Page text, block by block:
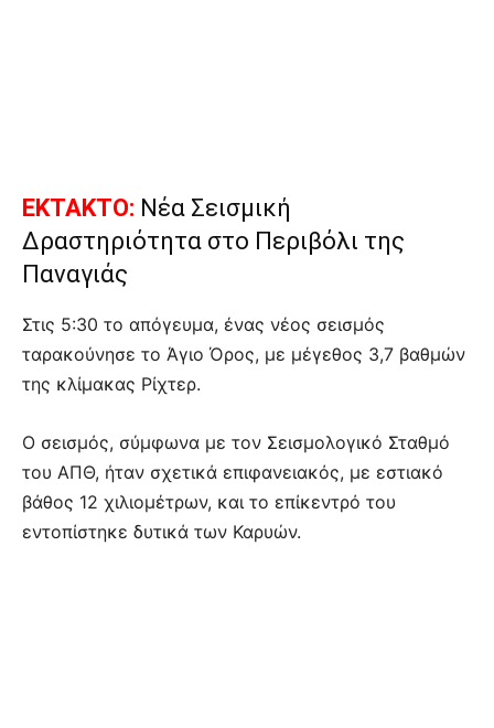
ΕΚΤΑΚΤΟ: Νέα Σεισμική
Δραστηριότητα στο Περιβόλι της
Παναγιάς
Στις 5:30 το απόγευμα, ένας νέος σεισμός
ταρακούνησε το Άγιο Όρος, με μέγεθος 3,7 βαθμών
της κλίμακας Ρίχτερ.
Ο σεισμός, σύμφωνα με τον Σεισμολογικό Σταθμό
του ΑΠΘ, ήταν σχετικά επιφανειακός, με εστιακό
βάθος 12 χιλιομέτρων, και το επίκεντρό του
εντοπίστηκε δυτικά των Καρυών.